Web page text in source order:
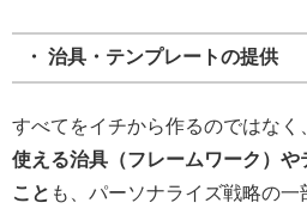
・ 治具・テンプレートの提供
すべてをイチから作るのではなく
使える治具（フレームワーク）
こと も、パーソナライズ戦略の一